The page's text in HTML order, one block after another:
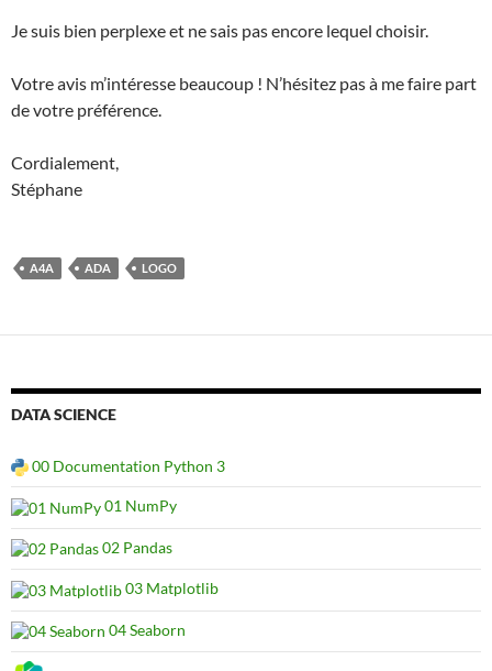
Je suis bien perplexe et ne sais pas encore lequel choisir.
Votre avis m’intéresse beaucoup ! N’hésitez pas à me faire part
de votre préférence.
Cordialement,
Stéphane
A4A ADA LOGO
DATA SCIENCE
00 Documentation Python 3
01 NumPy
02 Pandas
03 Matplotlib
04 Seaborn